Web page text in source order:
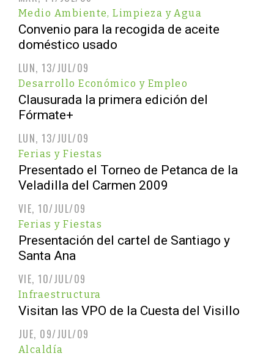
Medio Ambiente, Limpieza y Agua
Convenio para la recogida de aceite
doméstico usado
LUN, 13/JUL/09
Desarrollo Económico y Empleo
Clausurada la primera edición del
Fórmate+
LUN, 13/JUL/09
Ferias y Fiestas
Presentado el Torneo de Petanca de la
Veladilla del Carmen 2009
VIE, 10/JUL/09
Ferias y Fiestas
Presentación del cartel de Santiago y
Santa Ana
VIE, 10/JUL/09
Infraestructura
Visitan las VPO de la Cuesta del Visillo
JUE, 09/JUL/09
Alcaldía